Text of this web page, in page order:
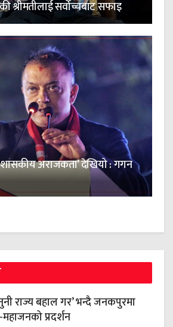
श्रीमतीलाई सर्वोच्चबाट सफाइ
अराजकता’ देखियो : गगन
राज्य बहाल गर’ भन्दै जनकपुरमा
प्रदर्शन